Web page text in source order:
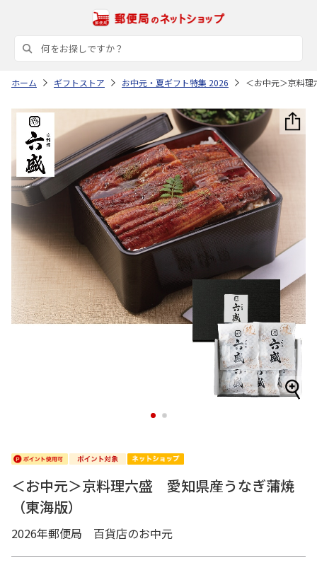
ホーム ギフトストア お中元・夏ギフト特集 2026 ＜お中元＞京料
1 2
＜お中元＞京料理六盛 愛知県産うなぎ蒲焼
（東海版）
2026年郵便局 百貨店のお中元